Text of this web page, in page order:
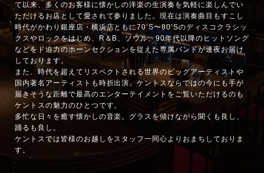
て以来、多くのお客様に懐かしの洋楽の生演奏を気軽に楽しんでい
ただけるお店として愛されて参りました。現在は演奏曲目もすこし
時代がかわり銀座店・横浜店ともに70’S〜80’Sのディスコクラシッ
クスやロックをはじめ、R＆B、ソウル、90年代以降のヒットソング
などをド迫力のホーンセクションを従えた専属バンドが連夜お届け
しております。
また、時代を超えてリスペクトされる世界のビッグアーティストや
国内著名アーティストも時折出演。ケントスならではの今にも手が
届きそうな距離で最高のエンターテイメントをご覧いただけるのも
ケントスの魅力のひとつです。
多忙な日々を癒す懐かしの音楽。グラスを傾けながら聞くも良し、
踊るも良し。
ケントスでは皆様のお越しをスタッフ一同心よりおまちしておりま
す。